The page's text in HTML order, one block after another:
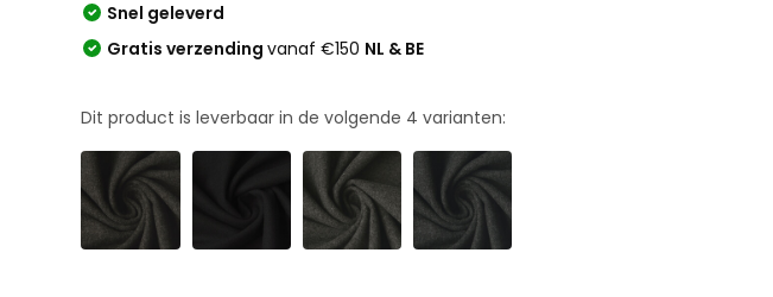
Snel geleverd
Gratis verzendingvanaf €150 NL & BE
Dit product is leverbaar in de volgende 4 varianten: